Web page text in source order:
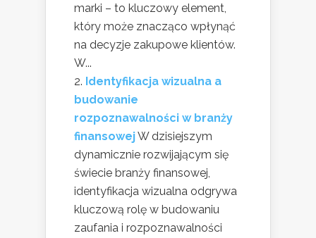
marki – to kluczowy element,
który może znacząco wpłynąć
na decyzje zakupowe klientów.
W...
Identyfikacja wizualna a
budowanie
rozpoznawalności w branży
finansowejW dzisiejszym
dynamicznie rozwijającym się
świecie branży finansowej,
identyfikacja wizualna odgrywa
kluczową rolę w budowaniu
zaufania i rozpoznawalności